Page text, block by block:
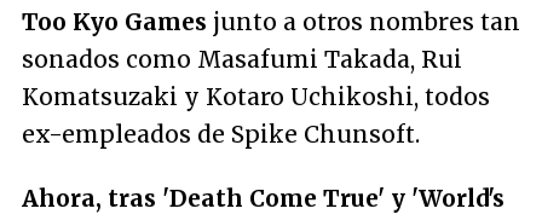
Too Kyo Games junto a otros nombres tan
sonados como Masafumi Takada, Rui
Komatsuzaki y Kotaro Uchikoshi, todos
ex-empleados de Spike Chunsoft.
Ahora, tras 'Death Come True' y 'World's